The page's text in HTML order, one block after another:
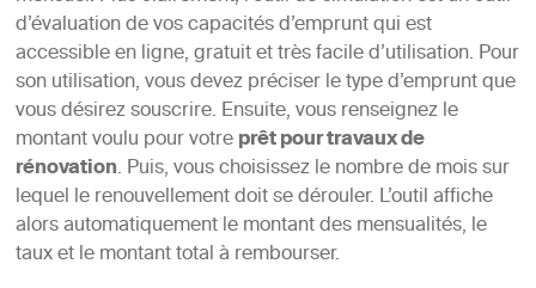
d’évaluation de vos capacités d’emprunt qui est
accessible en ligne, gratuit et très facile d’utilisation. Pour
son utilisation, vous devez préciser le type d’emprunt que
vous désirez souscrire. Ensuite, vous renseignez le
montant voulu pour votreprêt pour travaux de
rénovation. Puis, vous choisissez le nombre de mois sur
lequel le renouvellement doit se dérouler. L’outil affiche
alors automatiquement le montant des mensualités, le
taux et le montant total à rembourser.